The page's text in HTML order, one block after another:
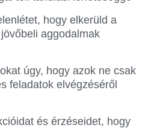
hogy elkerüld a
aggodalmak
úgy, hogy azok ne csak
feladatok elvégzéséről
és érzéseidet, hogy